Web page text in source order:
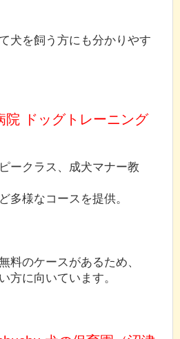
犬を飼う方にも分かりやす
院 ドッグトレーニング
ークラス、成犬マナー教
多様なコースを提供。
料のケースがあるため、
方に向いています。